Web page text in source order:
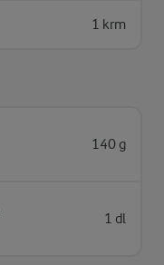
1 krm
140 g
1 dl